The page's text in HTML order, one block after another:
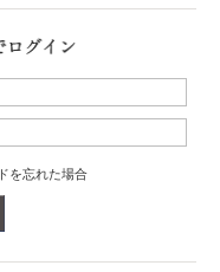
を忘れた場合